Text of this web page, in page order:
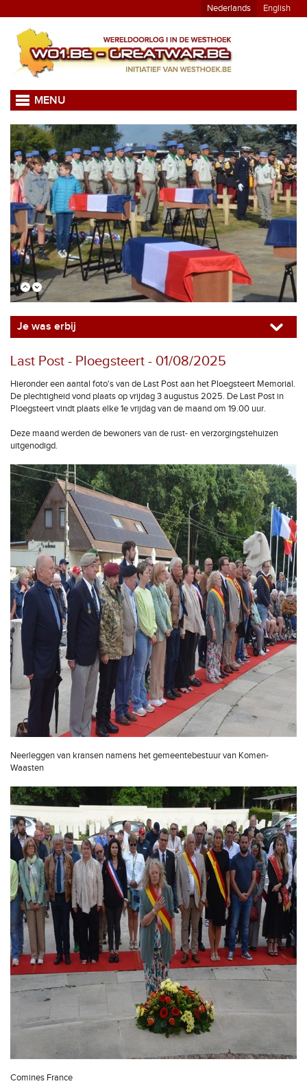
Nederlands English
MENU
Je was erbij
Last Post - Ploegsteert - 01/08/2025
Hieronder een aantal foto's van de Last Post aan het Ploegsteert Memorial.
De plechtigheid vond plaats op vrijdag 3 augustus 2025. De Last Post in
Ploegsteert vindt plaats elke 1e vrijdag van de maand om 19.00 uur.
Deze maand werden de bewoners van de rust- en verzorgingstehuizen
uitgenodigd.
Neerleggen van kransen namens het gemeentebestuur van Komen-
Waasten
Comines France